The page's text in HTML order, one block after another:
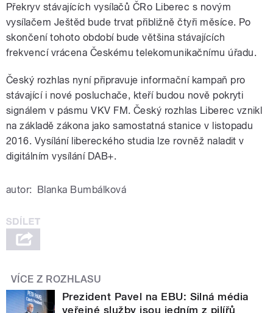
Překryv stávajících vysílačů ČRo Liberec s novým
vysílačem Ještěd bude trvat přibližně čtyři měsíce. Po
skončení tohoto období bude většina stávajících
frekvencí vrácena Českému telekomunikačnímu úřadu.
Český rozhlas nyní připravuje informační kampaň pro
stávající i nové posluchače, kteří budou nově pokryti
signálem v pásmu VKV FM. Český rozhlas Liberec vznikl
na základě zákona jako samostatná stanice v listopadu
2016. Vysílání libereckého studia lze rovněž naladit v
digitálním vysílání DAB+.
autor: Blanka Bumbálková
VÍCE Z ROZHLASU
Prezident Pavel na EBU: Silná média
veřejné služby jsou jedním z pilířů